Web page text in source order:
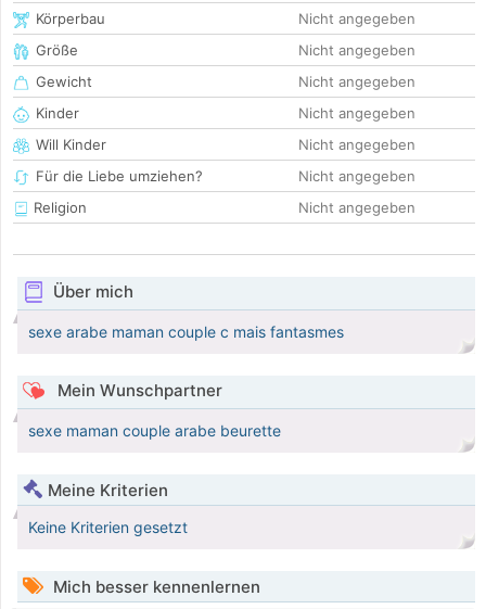
Körperbau
Nicht angegeben
Größe
Nicht angegeben
Gewicht
Nicht angegeben
Kinder
Nicht angegeben
Will Kinder
Nicht angegeben
Für die Liebe umziehen?
Nicht angegeben
Religion
Nicht angegeben
Über mich
sexe arabe maman couple c mais fantasmes
Mein Wunschpartner
sexe maman couple arabe beurette
Meine Kriterien
Keine Kriterien gesetzt
Mich besser kennenlernen